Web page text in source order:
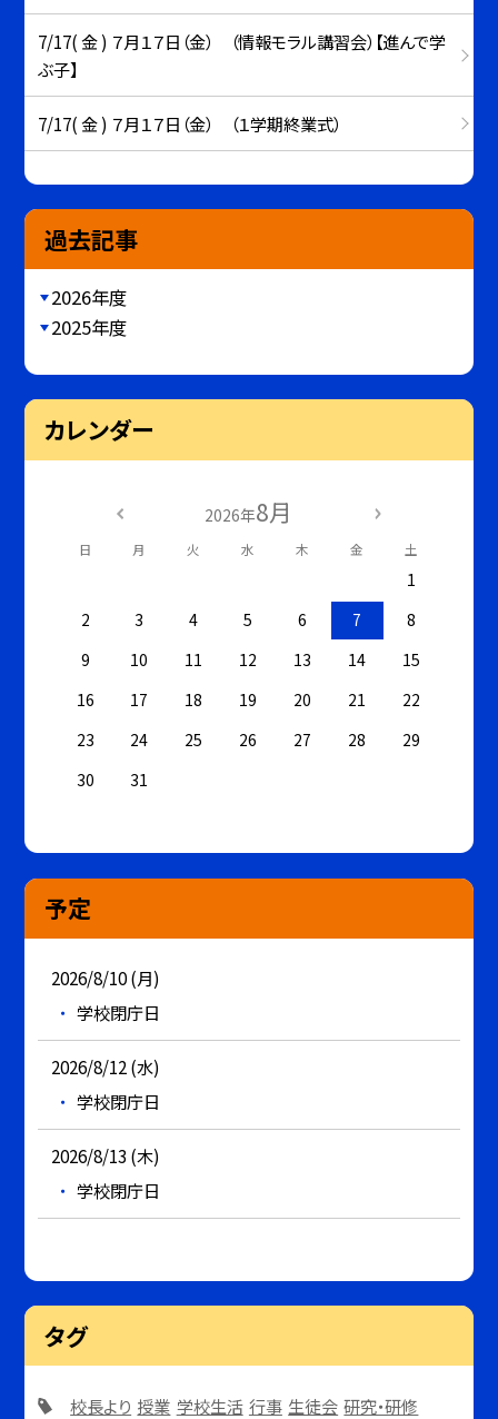
7/17( 金 ) ７月１７日（金） （情報モラル講習会）【進んで学
ぶ子】
7/17( 金 ) ７月１７日（金） （１学期終業式）
過去記事
2026年度
2025年度
カレンダー
2026年8月
日 月 火 水 木 金 土
1
2
3 4 5 6 7
8
9
10 11 12 13 14
15
16
17 18 19 20 21
22
23
24 25 26 27 28
29
30
31
予定
2026/8/10 (月)
学校閉庁日
2026/8/12 (水)
学校閉庁日
2026/8/13 (木)
学校閉庁日
タグ
校長より 授業 学校生活 行事 生徒会 研究・研修